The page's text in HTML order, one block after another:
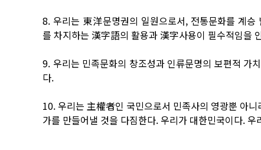
8. 우리는 東洋문명권의 일원으로서, 전통문화를 계
를 차지하는 漢字語의 활용과 漢字사용이 필수적임을
9. 우리는 민족문화의 창조성과 인류문명의 보편적 가
다.
10. 우리는 主權者인 국민으로서 민족사의 영광뿐 아
가를 만들어낼 것을 다짐한다. 우리가 대한민국이다.